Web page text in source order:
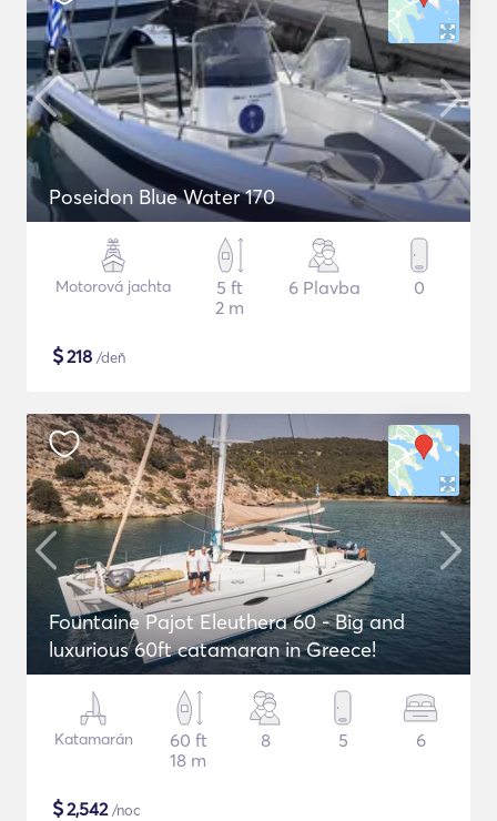
Poseidon Blue Water 170
Motorová jachta
5 ft
2 m
6 Plavba 0
$218 /deň
Fountaine Pajot Eleuthera 60 - Big and
luxurious 60ft catamaran in Greece!
Katamarán
60 ft
18 m
8 5 6
$2,542/noc